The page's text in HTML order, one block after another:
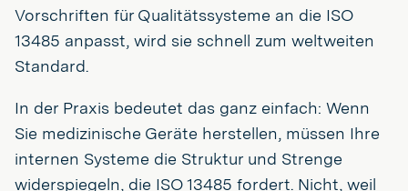
Vorschriften für Qualitätssysteme an die ISO
13485 anpasst, wird sie schnell zum weltweiten
Standard.
In der Praxis bedeutet das ganz einfach: Wenn
Sie medizinische Geräte herstellen, müssen Ihre
internen Systeme die Struktur und Strenge
widerspiegeln, die ISO 13485 fordert. Nicht, weil